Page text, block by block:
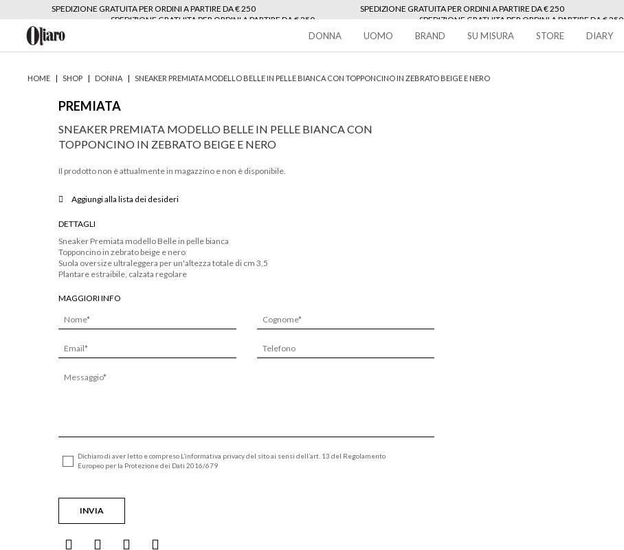
SPEDIZIONE GRATUITA PER ORDINI A PARTIRE DA € 250 SPEDIZIONE GRATUITA PER ORDINI A PARTIRE DA € 250
SPEDIZIONE GRATUITA PER ORDINI A PARTIRE DA € 250
SPEDIZIONE GRATUITA PER ORDINI A PARTIRE DA € 250
250
DONNA UOMO BRAND SU MISURA STORE DIARY
HOME | SHOP | DONNA | SNEAKER PREMIATA MODELLO BELLE IN PELLE BIANCA CON TOPPONCINO IN ZEBRATO BEIGE E NERO
PREMIATA
SNEAKER PREMIATA MODELLO BELLE IN PELLE BIANCA CON
TOPPONCINO IN ZEBRATO BEIGE E NERO
Il prodotto non è attualmente in magazzino e non è disponibile.
Aggiungi alla lista dei desideri
DETTAGLI
Sneaker Premiata modello Belle in pelle bianca
Topponcino in zebrato beige e nero
Suola oversize ultraleggera per un'altezza totale di cm 3,5
Plantare estraibile, calzata regolare
MAGGIORI INFO
Dichiaro di aver letto e compreso L’informativa privacy del sito ai sensi dell’art. 13 del Regolamento
Europeo per la Protezione dei Dati 2016/679